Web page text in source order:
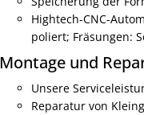
Hightech-CNC-
poliert; Fräsungen:
Montage und
Unsere
Reparatur von